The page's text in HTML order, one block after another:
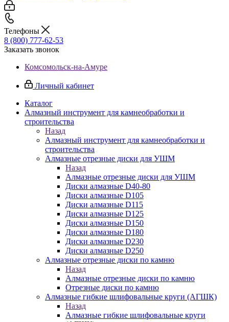
Телефоны
8 (800) 777-62-53
Заказать звонок
Комсомольск-на-Амуре
Личный кабинет
Каталог
Алмазный инструмент для камнеобработки и
строительства
Назад
Алмазный инструмент для камнеобработки и
строительства
Алмазные отрезные диски для УШМ
Назад
Алмазные отрезные диски для УШМ
Диски алмазные D40-80
Диски алмазные D105
Диски алмазные D115
Диски алмазные D125
Диски алмазные D150
Диски алмазные D180
Диски алмазные D230
Диски алмазные D250
Алмазные отрезные диски по камню
Назад
Алмазные отрезные диски по камню
Отрезные диски по камню
Алмазные гибкие шлифовальные круги (АГШК)
Назад
Алмазные гибкие шлифовальные круги